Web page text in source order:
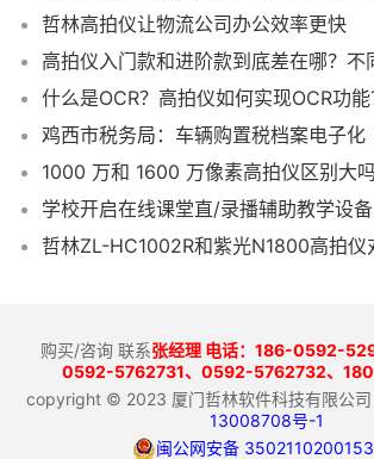
哲林高拍仪让物流公司办公效率更快
什么是OCR？高拍仪如何实现OCR功能
购买/咨询 联系张经理 电话：186-0592-
0592-5762731、 0592-5762732、
copyright © 2023 厦门哲林软件科技有限公司
13008708号-1
闽公网安备